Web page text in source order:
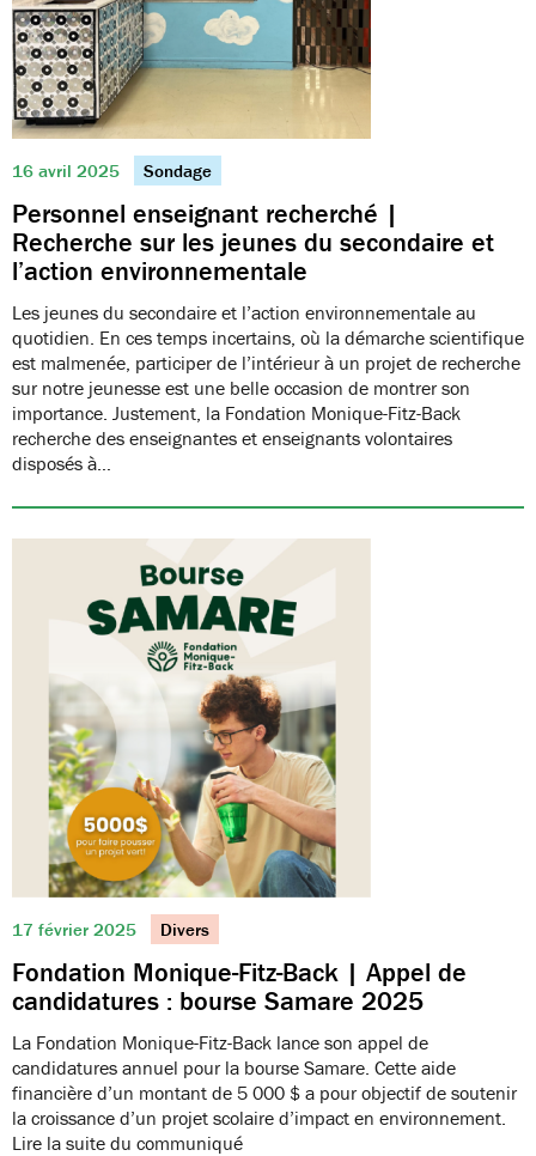
16 avril 2025 Sondage
Personnel enseignant recherché |
Recherche sur les jeunes du secondaire et
l’action environnementale
Les jeunes du secondaire et l’action environnementale au
quotidien. En ces temps incertains, où la démarche scientifique
est malmenée, participer de l’intérieur à un projet de recherche
sur notre jeunesse est une belle occasion de montrer son
importance. Justement, la Fondation Monique-Fitz-Back
recherche des enseignantes et enseignants volontaires
disposés à…
17 février 2025 Divers
Fondation Monique-Fitz-Back | Appel de
candidatures : bourse Samare 2025
La Fondation Monique-Fitz-Back lance son appel de
candidatures annuel pour la bourse Samare. Cette aide
financière d’un montant de 5 000 $ a pour objectif de soutenir
la croissance d’un projet scolaire d’impact en environnement.
Lire la suite du communiqué